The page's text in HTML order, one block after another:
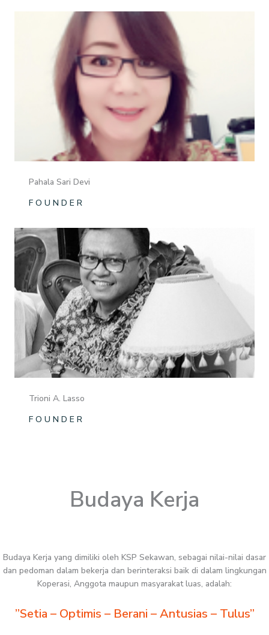
Pahala Sari Devi
F O U N D E R
Trioni A. Lasso
F O U N D E R
Budaya Kerja
Budaya Kerja yang dimiliki oleh KSP Sekawan, sebagai nilai-nilai dasar
dan pedoman dalam bekerja dan berinteraksi baik di dalam lingkungan
Koperasi, Anggota maupun masyarakat luas, adalah:
”Setia – Optimis – Berani – Antusias – Tulus”